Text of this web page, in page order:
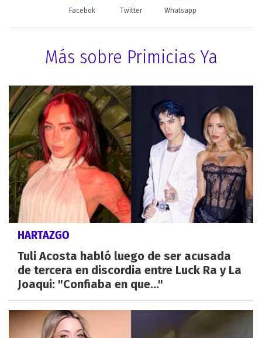
Facebok Twitter Whatsapp
Más sobre Primicias Ya
HARTAZGO
Tuli Acosta habló luego de ser acusada
de tercera en discordia entre Luck Ra y La
Joaqui: "Confiaba en que..."